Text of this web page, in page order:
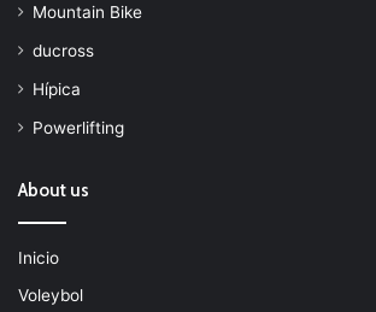
Mountain Bike
ducross
Hípica
Powerlifting
About us
Inicio
Voleybol